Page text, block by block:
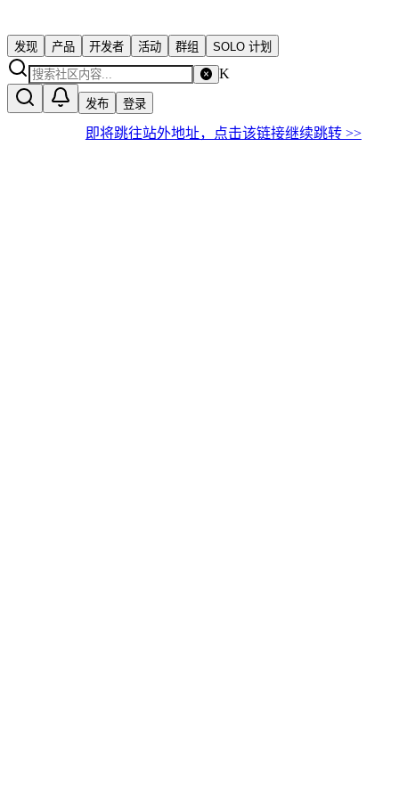
发现 产品 开发者 活动 群组 SOLO 计划
K
发布 登录
即将跳往站外地址，点击该链接继续跳转 >>